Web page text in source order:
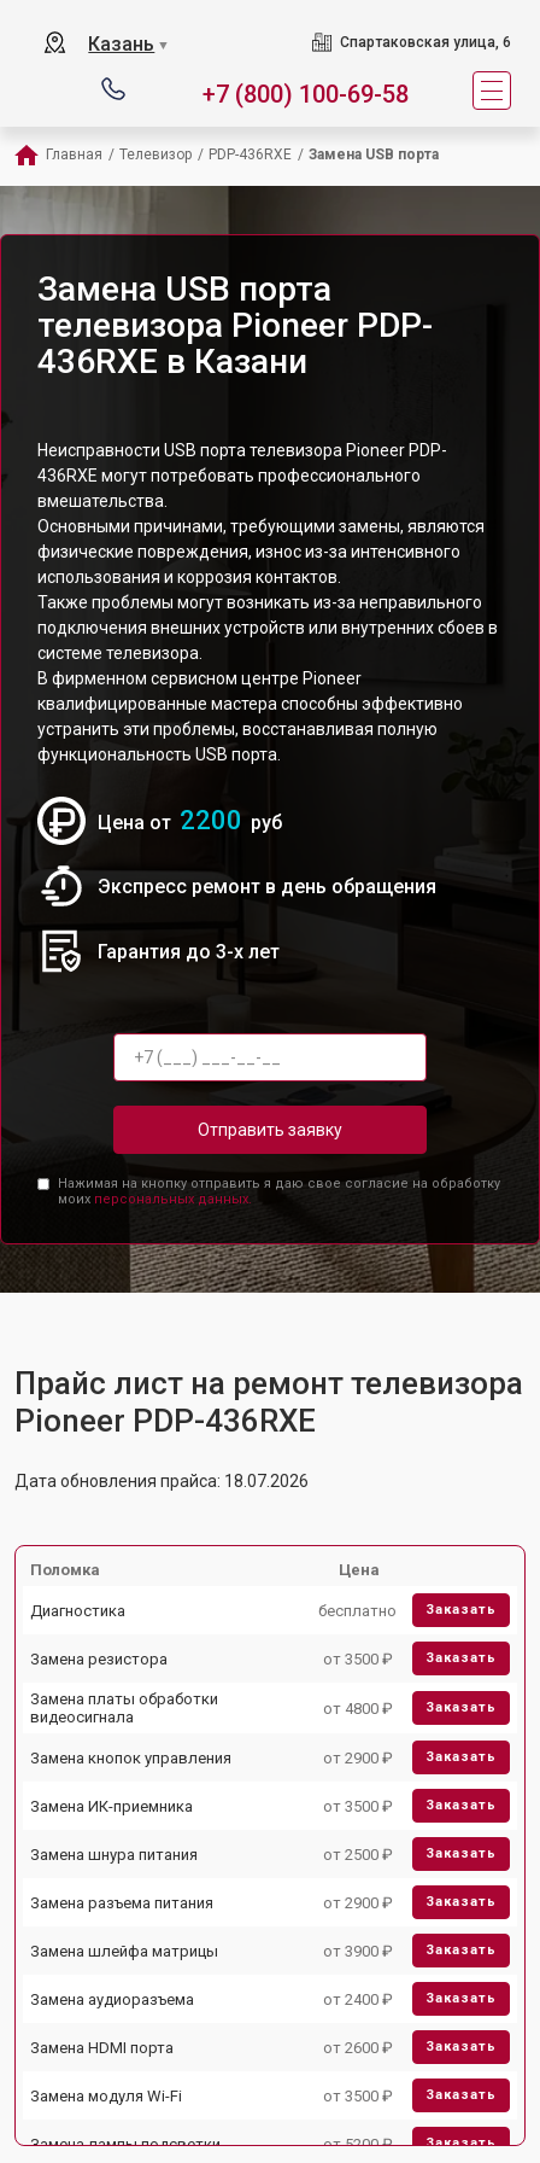
Казань ▼ Спартаковская улица, 6
+7 (800) 100-69-58
Главная / Телевизор / PDP-436RXE / Замена USB порта
Замена USB порта
телевизора Pioneer PDP-
436RXE в Казани
Неисправности USB порта телевизора Pioneer PDP-
436RXE могут потребовать профессионального
вмешательства.
Основными причинами, требующими замены, являются
физические повреждения, износ из-за интенсивного
использования и коррозия контактов.
Также проблемы могут возникать из-за неправильного
подключения внешних устройств или внутренних сбоев в
системе телевизора.
В фирменном сервисном центре Pioneer
квалифицированные мастера способны эффективно
устранить эти проблемы, восстанавливая полную
функциональность USB порта.
Цена от 2200 руб
Экспресс ремонт в день обращения
Гарантия до 3-х лет
Отправить заявку
Нажимая на кнопку отправить я даю свое согласие на обработку
моих персональных данных.
Прайс лист на ремонт телевизора
Pioneer PDP-436RXE
Дата обновления прайса: 18.07.2026
Поломка Цена
Диагностика бесплатно Заказать
Замена резистора от 3500 ₽ Заказать
Замена платы обработки
видеосигнала
от 4800 ₽ Заказать
Замена кнопок управления от 2900 ₽ Заказать
Замена ИК-приемника от 3500 ₽ Заказать
Замена шнура питания от 2500 ₽ Заказать
Замена разъема питания от 2900 ₽ Заказать
Замена шлейфа матрицы от 3900 ₽ Заказать
Замена аудиоразъема от 2400 ₽ Заказать
Замена HDMI порта от 2600 ₽ Заказать
Замена модуля Wi-Fi от 3500 ₽ Заказать
Замена лампы подсветки от 5200 ₽ Заказать